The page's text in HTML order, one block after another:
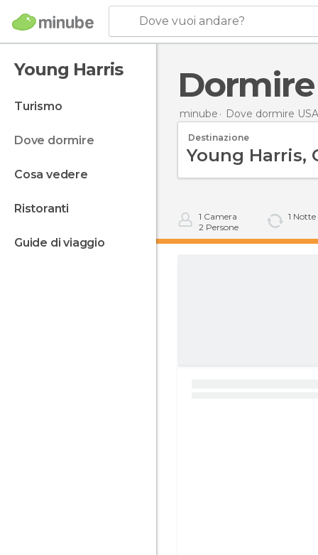
Dove vuoi andare?
Young Harris
turismo
dove dormire
cosa vedere
ristoranti
guide di viaggio
minube Dove dormire USA
Destinazione
1 Camera
2 Persone
1 Notte